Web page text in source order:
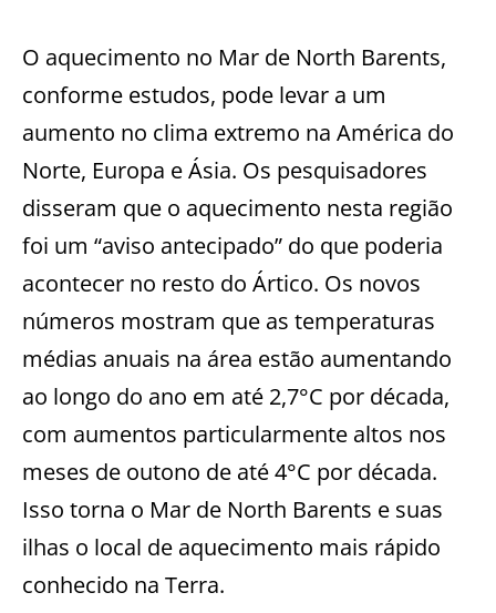
O aquecimento no Mar de North Barents,
conforme estudos, pode levar a um
aumento no clima extremo na América do
Norte, Europa e Ásia. Os pesquisadores
disseram que o aquecimento nesta região
foi um “aviso antecipado” do que poderia
acontecer no resto do Ártico. Os novos
números mostram que as temperaturas
médias anuais na área estão aumentando
ao longo do ano em até 2,7°C por década,
com aumentos particularmente altos nos
meses de outono de até 4°C por década.
Isso torna o Mar de North Barents e suas
ilhas o local de aquecimento mais rápido
conhecido na Terra.